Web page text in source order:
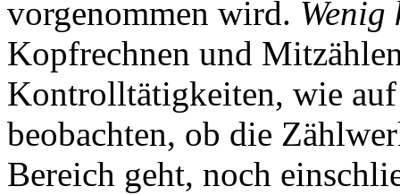
vorgenommen wird.
Kopfrechnen und
Kontrolltätigkeiten, wie
beobachten, ob die
Bereich geht, noch